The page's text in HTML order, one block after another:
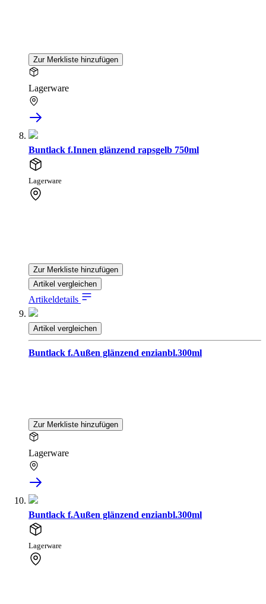
Zur Merkliste hinzufügen
Lagerware
Buntlack f.Innen glänzend rapsgelb 750ml
Lagerware
Zur Merkliste hinzufügen
Artikel vergleichen
Artikeldetails
Artikel vergleichen
Buntlack f.Außen glänzend enzianbl.300ml
Zur Merkliste hinzufügen
Lagerware
Buntlack f.Außen glänzend enzianbl.300ml
Lagerware